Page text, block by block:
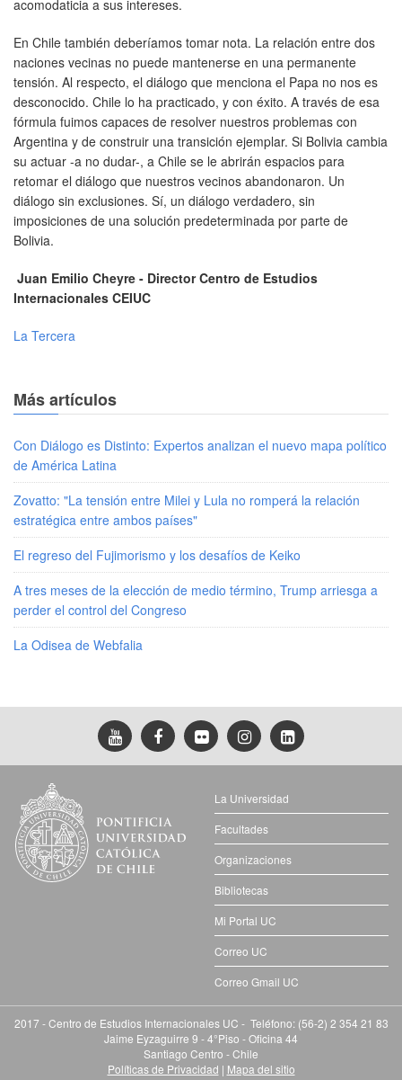
acomodaticia a sus intereses.
En Chile también deberíamos tomar nota. La relación entre dos
naciones vecinas no puede mantenerse en una permanente
tensión. Al respecto, el diálogo que menciona el Papa no nos es
desconocido. Chile lo ha practicado, y con éxito. A través de esa
fórmula fuimos capaces de resolver nuestros problemas con
Argentina y de construir una transición ejemplar. Si Bolivia cambia
su actuar -a no dudar-, a Chile se le abrirán espacios para
retomar el diálogo que nuestros vecinos abandonaron. Un
diálogo sin exclusiones. Sí, un diálogo verdadero, sin
imposiciones de una solución predeterminada por parte de
Bolivia.
Juan Emilio Cheyre - Director Centro de Estudios
Internacionales CEIUC
La Tercera
Más artículos
Con Diálogo es Distinto: Expertos analizan el nuevo mapa político
de América Latina
Zovatto: "La tensión entre Milei y Lula no romperá la relación
estratégica entre ambos países"
El regreso del Fujimorismo y los desafíos de Keiko
A tres meses de la elección de medio término, Trump arriesga a
perder el control del Congreso
La Odisea de Webfalia
La Universidad
Facultades
Organizaciones
Bibliotecas
Mi Portal UC
Correo UC
Correo Gmail UC
2017 - Centro de Estudios Internacionales UC - Teléfono: (56-2) 2 354 21 83
Jaime Eyzaguirre 9 - 4°Piso - Oficina 44
Santiago Centro - Chile
Políticas de Privacidad | Mapa del sitio